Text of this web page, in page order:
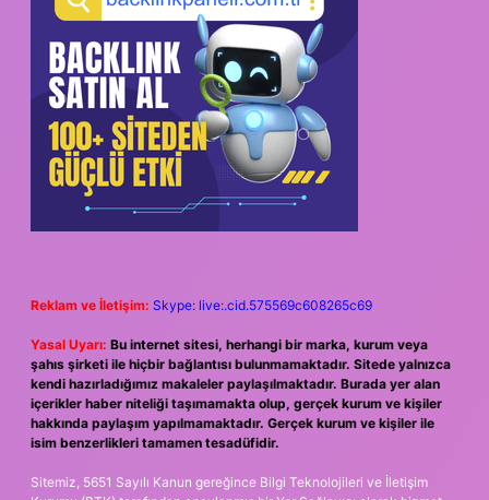
Reklam ve İletişim: Skype: live:.cid.575569c608265c69
Yasal Uyarı: Bu internet sitesi, herhangi bir marka, kurum veya
şahıs şirketi ile hiçbir bağlantısı bulunmamaktadır. Sitede yalnızca
kendi hazırladığımız makaleler paylaşılmaktadır. Burada yer alan
içerikler haber niteliği taşımamakta olup, gerçek kurum ve kişiler
hakkında paylaşım yapılmamaktadır. Gerçek kurum ve kişiler ile
isim benzerlikleri tamamen tesadüfidir.
Sitemiz, 5651 Sayılı Kanun gereğince Bilgi Teknolojileri ve İletişim